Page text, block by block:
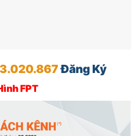
Đăng Ký
FPT